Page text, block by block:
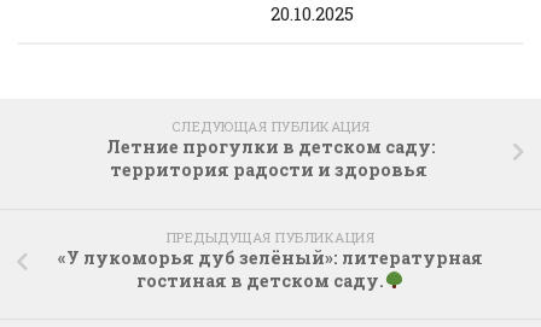
20.10.2025
СЛЕДУЮЩАЯ ПУБЛИКАЦИЯ
Летние прогулки в детском саду:
территория радости и здоровья
ПРЕДЫДУЩАЯ ПУБЛИКАЦИЯ
«У лукоморья дуб зелёный»: литературная
гостиная в детском саду.